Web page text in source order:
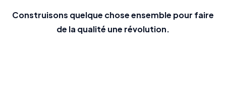
Construisons quelque chose ensemble pour faire
de la qualité une révolution.